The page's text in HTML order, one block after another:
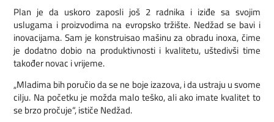
Plan je da uskoro zaposli još 2 radnika i iziđe sa svojim
uslugama i proizvodima na evropsko tržište. Nedžad se bavi i
inovacijama. Sam je konstruisao mašinu za obradu inoxa, čime
je dodatno dobio na produktivnosti i kvalitetu, uštedivši time
također novac i vrijeme.
„Mladima bih poručio da se ne boje izazova, i da ustraju u svome
cilju. Na početku je možda malo teško, ali ako imate kvalitet to
se brzo pročuje“, ističe Nedžad.